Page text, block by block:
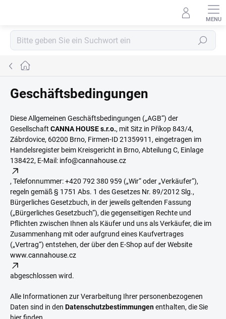
Suchen
Startseite
Geschäftsbedingungen
Diese Allgemeinen Geschäftsbedingungen („AGB“) der
Gesellschaft CANNA HOUSE s.r.o., mit Sitz in Příkop 843/4,
Zábrdovice, 60200 Brno, Firmen-ID 21359911, eingetragen im
Handelsregister beim Kreisgericht in Brno, Abteilung C, Einlage
138422, E-Mail: info@cannahouse.cz
, Telefonnummer: +420 792 380 959 („Wir“ oder „Verkäufer“),
regeln gemäß § 1751 Abs. 1 des Gesetzes Nr. 89/2012 Slg.,
Bürgerliches Gesetzbuch, in der jeweils geltenden Fassung
(„Bürgerliches Gesetzbuch“), die gegenseitigen Rechte und
Pflichten zwischen Ihnen als Käufer und uns als Verkäufer, die im
Zusammenhang mit oder aufgrund eines Kaufvertrages
(„Vertrag“) entstehen, der über den E-Shop auf der Website
www.cannahouse.cz
abgeschlossen wird.
Alle Informationen zur Verarbeitung Ihrer personenbezogenen
Daten sind in den Datenschutzbestimmungenenthalten, die Sie